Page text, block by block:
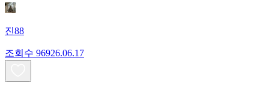
진88
조회수 96926.06.17